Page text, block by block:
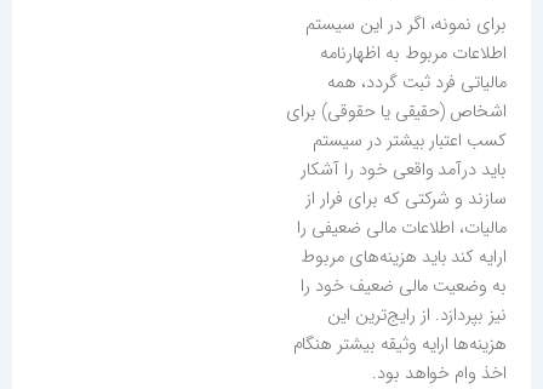
برای نمونه، اگر در این سیستم
اطلاعات مربوط به اظهارنامه
مالیاتی فرد ثبت گردد، همه
اشخاص (حقیقی یا حقوقی) برای
کسب اعتبار بیشتر در سیستم
باید درآمد واقعی خود را آشکار
سازند و شرکتی که برای فرار از
مالیات، اطلاعات مالی ضعیفی را
ارایه کند باید هزینه‌های مربوط
به وضعیت مالی ضعیف خود را
نیز بپردازد. از رایج‌ترین این
هزینه‌ها ارایه وثیقه بیشتر هنگام
اخذ وام خواهد بود.